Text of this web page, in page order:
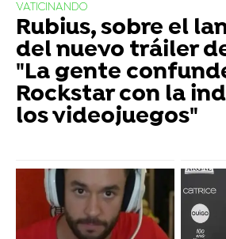
VATICINANDO
Rubius, sobre el
del nuevo tráiler
"La gente
Rockstar con la
los videojuegos"